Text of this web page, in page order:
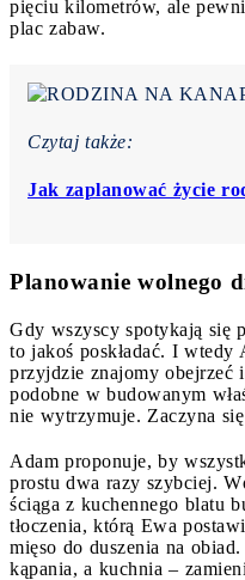
pięciu kilometrów, ale
plac zabaw.
Czytaj także:
Jak zaplanować życie
Planowanie wolnego
Gdy wszyscy spotykają się
to jakoś poskładać. I wtedy
przyjdzie znajomy obejrzeć
podobne w budowanym
nie wytrzymuje. Zaczyna się
Adam proponuje, by
prostu dwa razy szybciej.
ściąga z kuchennego blatu
tłoczenia, którą Ewa
mięso do duszenia na
kąpania, a kuchnia –